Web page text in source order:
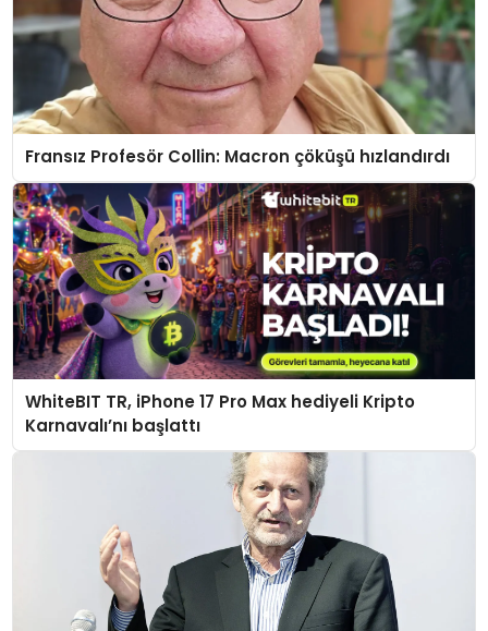
Fransız Profesör Collin: Macron çöküşü hızlandırdı
WhiteBIT TR, iPhone 17 Pro Max hediyeli Kripto
Karnavalı’nı başlattı